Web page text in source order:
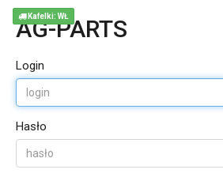
AG-PARTS
Login
Hasło
Kafelki: WŁ